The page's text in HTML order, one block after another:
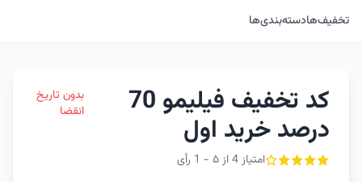
تخفیف‌هادسته‌بندی‌ها
کد تخفیف فیلیمو 70
درصد خرید اول
امتیاز 4 از ۵ - 1 رأی
بدون تاریخ
انقضا